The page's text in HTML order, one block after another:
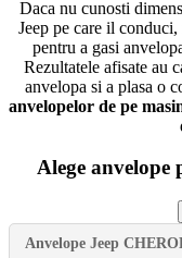
Daca nu cunosti
Jeep pe care il
pentru a gasi
Rezultatele afisate au
anvelopa si a plasa o
anvelopelor de pe
Alege anvelope
Anvelope Jeep